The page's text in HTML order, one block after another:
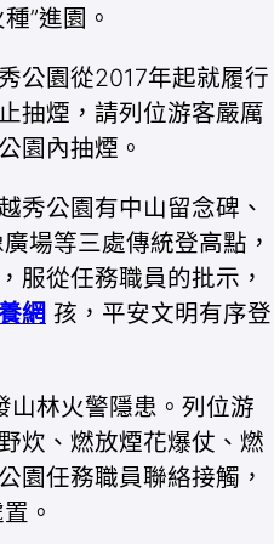
”進園。
公園從2017年起就履行
抽煙，請列位游客嚴厲
園內抽煙。
秀公園有中山留念碑、
場等三處傳統登高點，
服從任務職員的批示，
網 孩，平安文明有序登
山林火警隱患。列位游
炊、燃放煙花爆仗、燃
園任務職員聯絡接觸，
。